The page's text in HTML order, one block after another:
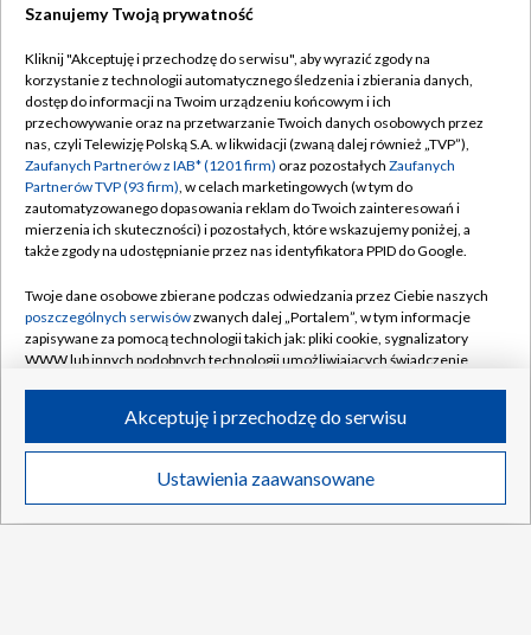
Transmisje Wideo
ROZWIŃ
DO GÓRY
TVP
Abonament TVP
Biuro Reklamy
Oferta Handlowa
Telegazeta ogłoszenia
Emisja w TVP
Rada Programowa
Ogłoszenia przetargowe
Regulamin TVP
Moje zgody
Biuro reklamy
Kontakt
©2026 Telewizja Polska Spółka Akcyjna w likwidacji
Szanujemy Twoją prywatność
Kliknij "Akceptuję i przechodzę do serwisu", aby wyrazić zgody na
korzystanie z technologii automatycznego śledzenia i zbierania danych,
dostęp do informacji na Twoim urządzeniu końcowym i ich
przechowywanie oraz na przetwarzanie Twoich danych osobowych przez
nas, czyli Telewizję Polską S.A. w likwidacji (zwaną dalej również „TVP”),
Zaufanych Partnerów z IAB* (1201 firm) oraz pozostałych Zaufanych
Partnerów TVP (93 firm), w celach marketingowych (w tym do
zautomatyzowanego dopasowania reklam do Twoich zainteresowań i
mierzenia ich skuteczności) i pozostałych, które wskazujemy poniżej, a
także zgody na udostępnianie przez nas identyfikatora PPID do Google.
Twoje dane osobowe zbierane podczas odwiedzania przez Ciebie naszych
poszczególnych serwisówzwanych dalej „Portalem”, w tym informacje
zapisywane za pomocą technologii takich jak: pliki cookie, sygnalizatory
WWW lub innych podobnych technologii umożliwiających świadczenie
ruchu w Internecie.
Twoje dane osobowe zbierane podczas odwiedzania przez Ciebie
poszczególnych serwisówna Portalu, takie jak adresy IP, identyfikatory
Ustawienia zaawansowane
Akceptuję i przechodzę do serwisu